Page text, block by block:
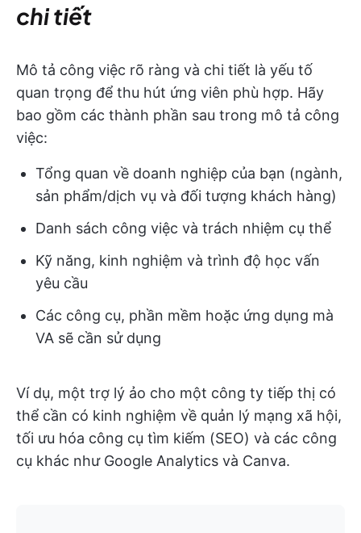
chi tiết
Mô tả công việc rõ ràng và chi tiết là yếu tố
quan trọng để thu hút ứng viên phù hợp. Hãy
bao gồm các thành phần sau trong mô tả công
việc:
Tổng quan về doanh nghiệp của bạn (ngành,
sản phẩm/dịch vụ và đối tượng khách hàng)
Danh sách công việc và trách nhiệm cụ thể
Kỹ năng, kinh nghiệm và trình độ học vấn
yêu cầu
Các công cụ, phần mềm hoặc ứng dụng mà
VA sẽ cần sử dụng
Ví dụ, một trợ lý ảo cho một công ty tiếp thị có
thể cần có kinh nghiệm về quản lý mạng xã hội,
tối ưu hóa công cụ tìm kiếm (SEO) và các công
cụ khác như Google Analytics và Canva.